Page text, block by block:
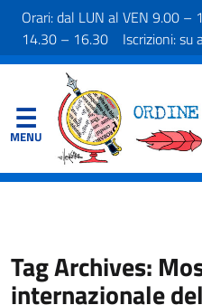
Orari: dal LUN al VEN 9.00 –
14.30 – 16.30 Iscrizioni: su
Tag Archives:
internazionale